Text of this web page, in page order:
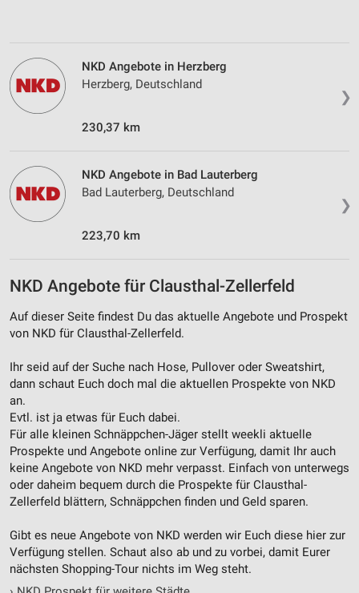
❯
NKD Angebote in Herzberg
Herzberg, Deutschland
230,37 km
❯
NKD Angebote in Bad Lauterberg
Bad Lauterberg, Deutschland
223,70 km
NKD Angebote für Clausthal-Zellerfeld
Auf dieser Seite findest Du das aktuelle Angebote und Prospekt
von NKD für Clausthal-Zellerfeld.
Ihr seid auf der Suche nach Hose, Pullover oder Sweatshirt,
dann schaut Euch doch mal die aktuellen Prospekte von NKD
an.
Evtl. ist ja etwas für Euch dabei.
Für alle kleinen Schnäppchen-Jäger stellt weekli aktuelle
Prospekte und Angebote online zur Verfügung, damit Ihr auch
keine Angebote von NKD mehr verpasst. Einfach von unterwegs
oder daheim bequem durch die Prospekte für Clausthal-
Zellerfeld blättern, Schnäppchen finden und Geld sparen.
Gibt es neue Angebote von NKD werden wir Euch diese hier zur
Verfügung stellen. Schaut also ab und zu vorbei, damit Eurer
nächsten Shopping-Tour nichts im Weg steht.
Inhalten
IAB-Besonderheiten:
Verwendung genauer Standortdaten
Nicht-IAB-Verarbeitungszwecke:
Notwendig
Performance